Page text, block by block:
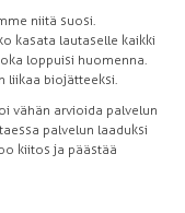
niitä suosi.
kasata lautaselle kaikki
loppuisi huomenna.
liikaa biojätteeksi.
vähän arvioida palvelun
palvelun laaduksi
kiitos ja päästää